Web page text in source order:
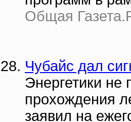
Общая
Чубайс дал
Энергетики не
прохождения
заявил на